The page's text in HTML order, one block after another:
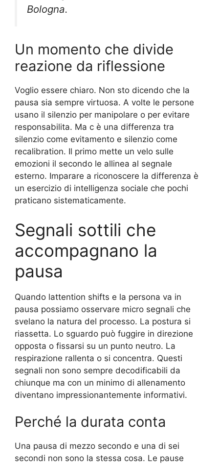
Bologna.
Un momento che divide
reazione da riflessione
Voglio essere chiaro. Non sto dicendo che la
pausa sia sempre virtuosa. A volte le persone
usano il silenzio per manipolare o per evitare
responsabilita. Ma c è una differenza tra
silenzio come evitamento e silenzio come
recalibration. Il primo mette un velo sulle
emozioni il secondo le allinea al segnale
esterno. Imparare a riconoscere la differenza è
un esercizio di intelligenza sociale che pochi
praticano sistematicamente.
Segnali sottili che
accompagnano la
pausa
Quando lattention shifts e la persona va in
pausa possiamo osservare micro segnali che
svelano la natura del processo. La postura si
riassetta. Lo sguardo può fuggire in direzione
opposta o fissarsi su un punto neutro. La
respirazione rallenta o si concentra. Questi
segnali non sono sempre decodificabili da
chiunque ma con un minimo di allenamento
diventano impressionantemente informativi.
Perché la durata conta
Una pausa di mezzo secondo e una di sei
secondi non sono la stessa cosa. Le pause